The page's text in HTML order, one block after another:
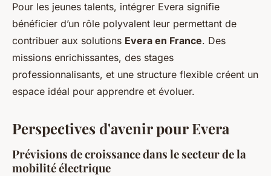
Pour les jeunes talents, intégrer Evera signifie
bénéficier d’un rôle polyvalent leur permettant de
contribuer aux solutions Evera en France. Des
missions enrichissantes, des stages
professionnalisants, et une structure flexible créent un
espace idéal pour apprendre et évoluer.
Perspectives d'avenir pour Evera
Prévisions de croissance dans le secteur de la
mobilité électrique